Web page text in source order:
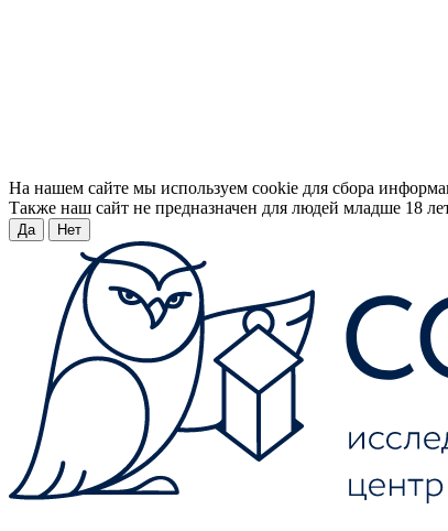
На нашем сайте мы используем cookie для сбора
Также наш сайт не предназначен для людей младше 18
Да Нет